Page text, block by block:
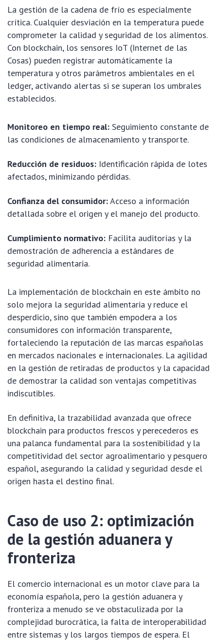
La gestión de la cadena de frío es especialmente
crítica. Cualquier desviación en la temperatura puede
comprometer la calidad y seguridad de los alimentos.
Con blockchain, los sensores IoT (Internet de las
Cosas) pueden registrar automáticamente la
temperatura y otros parámetros ambientales en el
ledger, activando alertas si se superan los umbrales
establecidos.
Monitoreo en tiempo real: Seguimiento constante de
las condiciones de almacenamiento y transporte.
Reducción de residuos: Identificación rápida de lotes
afectados, minimizando pérdidas.
Confianza del consumidor:Acceso a información
detallada sobre el origen y el manejo del producto.
Cumplimiento normativo: Facilita auditorías y la
demostración de adherencia a estándares de
seguridad alimentaria.
La implementación de blockchain en este ámbito no
solo mejora la seguridad alimentaria y reduce el
desperdicio, sino que también empodera a los
consumidores con información transparente,
fortaleciendo la reputación de las marcas españolas
en mercados nacionales e internacionales. La agilidad
en la gestión de retiradas de productos y la capacidad
de demostrar la calidad son ventajas competitivas
indiscutibles.
En definitiva, la trazabilidad avanzada que ofrece
blockchain para productos frescos y perecederos es
una palanca fundamental para la sostenibilidad y la
competitividad del sector agroalimentario y pesquero
español, asegurando la calidad y seguridad desde el
origen hasta el destino final.
Caso de uso 2: optimización
de la gestión aduanera y
fronteriza
El comercio internacional es un motor clave para la
economía española, pero la gestión aduanera y
fronteriza a menudo se ve obstaculizada por la
complejidad burocrática, la falta de interoperabilidad
entre sistemas y los largos tiempos de espera. El